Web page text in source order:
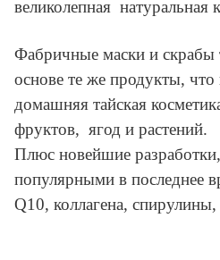
великолепная натуральная
Фабричные маски и скрабы
основе те же продукты, что
домашняя тайская
фруктов, ягод и растений.
Плюс новейшие
популярными в последнее
Q10, коллагена,